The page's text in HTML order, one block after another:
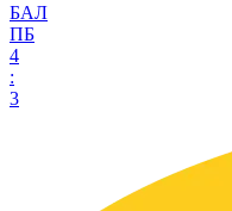
БАЛ
ПБ
4
:
3